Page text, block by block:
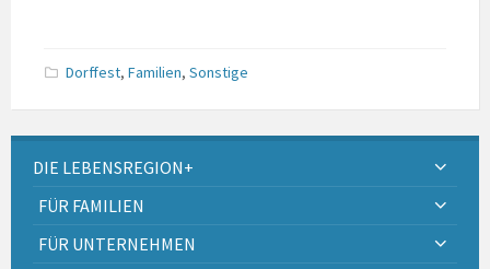
Dorffest, Familien, Sonstige
DIE LEBENSREGION+
FÜR FAMILIEN
FÜR UNTERNEHMEN